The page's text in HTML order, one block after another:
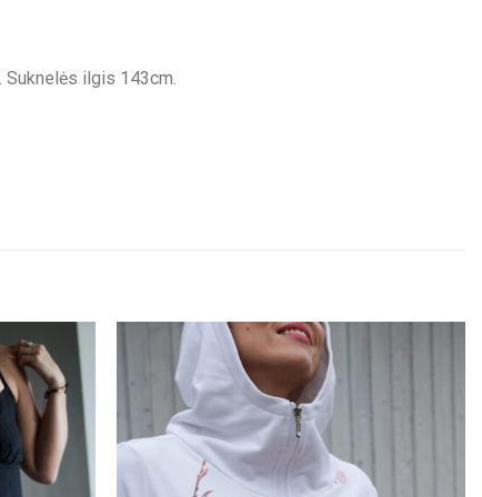
ilgis 143cm.
Pridėti į
"Patikusios
prekės"